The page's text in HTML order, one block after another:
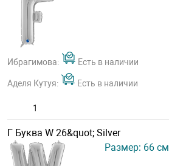
Ибрагимова: Есть в наличии
Аделя Кутуя: Есть в наличии
Г Буква W 26&quot; Silver
Размер: 66 см